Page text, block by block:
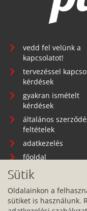
Sütik
Oldalainkon a
sütiket is használunk.